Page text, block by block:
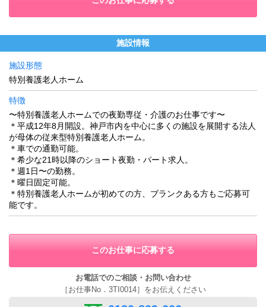
施設情報
施設形態
特別養護老人ホーム
特徴
〜特別養護老人ホームでの夜勤専従・介護のお仕事です〜
＊平成12年8月開設。神戸市内を中心に多くの施設を展開する法人
が母体の従来型特別養護老人ホーム。
＊車での通勤可能。
＊希少な21時以降のショート夜勤・パート求人。
＊週1日〜の勤務。
＊曜日固定可能。
＊特別養護老人ホームが初めての方、ブランクある方もご応募可
能です。
このお仕事に応募する
お電話でのご相談・お問い合わせ
［お仕事No．3TI0014］をお伝えください